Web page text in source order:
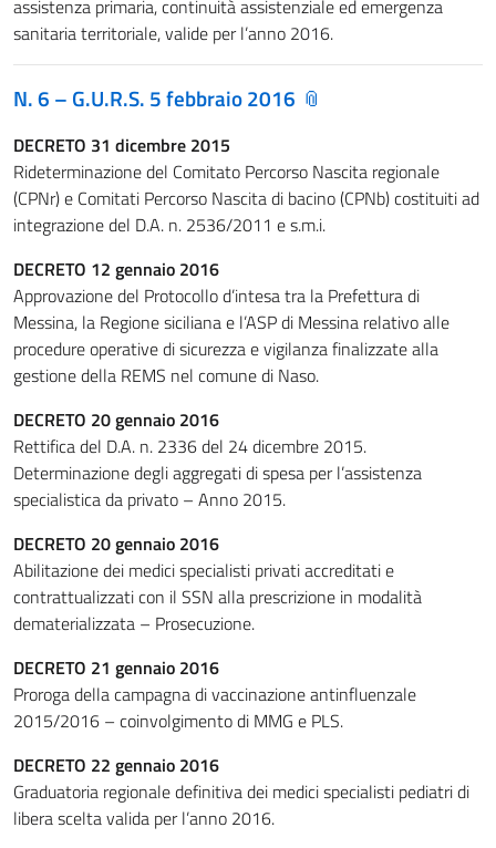
assistenza primaria, continuità assistenziale ed emergenza
sanitaria territoriale, valide per l’anno 2016.
N. 6 – G.U.R.S. 5 febbraio 2016
DECRETO 31 dicembre 2015
Rideterminazione del Comitato Percorso Nascita regionale
(CPNr) e Comitati Percorso Nascita di bacino (CPNb) costituiti ad
integrazione del D.A. n. 2536/2011 e s.m.i.
DECRETO 12 gennaio 2016
Approvazione del Protocollo d’intesa tra la Prefettura di
Messina, la Regione siciliana e l’ASP di Messina relativo alle
procedure operative di sicurezza e vigilanza finalizzate alla
gestione della REMS nel comune di Naso.
DECRETO 20 gennaio 2016
Rettifica del D.A. n. 2336 del 24 dicembre 2015.
Determinazione degli aggregati di spesa per l’assistenza
specialistica da privato – Anno 2015.
DECRETO 20 gennaio 2016
Abilitazione dei medici specialisti privati accreditati e
contrattualizzati con il SSN alla prescrizione in modalità
dematerializzata – Prosecuzione.
DECRETO 21 gennaio 2016
Proroga della campagna di vaccinazione antinfluenzale
2015/2016 – coinvolgimento di MMG e PLS.
DECRETO 22 gennaio 2016
Graduatoria regionale definitiva dei medici specialisti pediatri di
libera scelta valida per l’anno 2016.